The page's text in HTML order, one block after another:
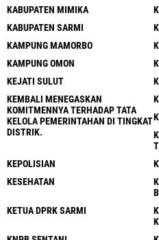
KABUPATEN MIMIKA
KABUPATEN SARMI
KAMPUNG MAMORBO
KAMPUNG OMON
KEJATI SULUT
KEMBALI MENEGASKAN
KOMITMENNYA TERHADAP TATA
KELOLA PEMERINTAHAN DI TINGKAT
DISTRIK.
KEPOLISIAN
KESEHATAN
KETUA DPRK SARMI